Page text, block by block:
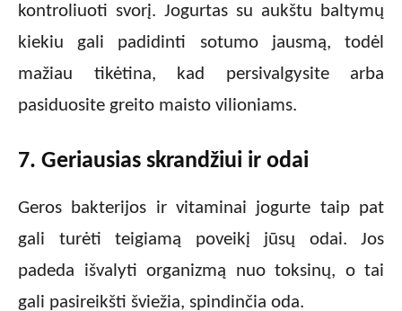
kontroliuoti svorį. Jogurtas su aukštu baltymų
kiekiu gali padidinti sotumo jausmą, todėl
mažiau tikėtina, kad persivalgysite arba
pasiduosite greito maisto vilioniams.
7. Geriausias skrandžiui ir odai
Geros bakterijos ir vitaminai jogurte taip pat
gali turėti teigiamą poveikį jūsų odai. Jos
padeda išvalyti organizmą nuo toksinų, o tai
gali pasireikšti šviežia, spindinčia oda.